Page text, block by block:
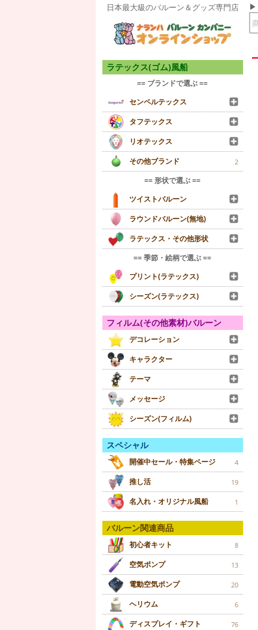
日本最大級のバルーン＆グッズ専門店
ラテックス(ゴム)風船
== ブランドで選ぶ ==
センペルテックス
タフテックス
リオテックス
その他ブランド
2
== 形状で選ぶ ==
ツイストバルーン
ラウンドバルーン(無地)
ラテックス・その他形状
== 季節・絵柄で選ぶ ==
プリント(ラテックス)
シーズン(ラテックス)
フィルム(その他素材)バルーン
デコレーション
キャラクター
テーマ
メッセージ
シーズン(フィルム)
スペシャル
開催中セール・特集ページ 4
推し活 19
名入れ・オリジナル風船 1
バルーン関連商品
初心者キット 8
空気ポンプ 13
電動空気ポンプ 20
ヘリウム 6
ディスプレイ・ギフト 76